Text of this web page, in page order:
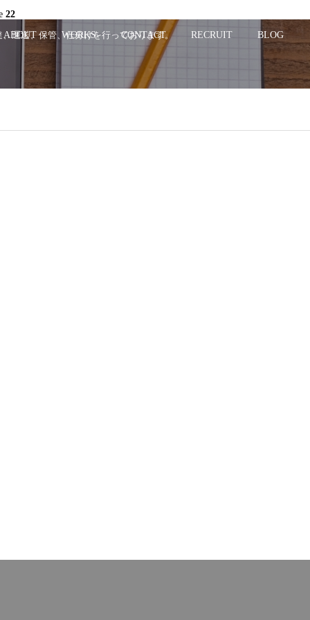
運送、保管、仕分けを行っております。
ABOUT WORKS CONTACT RECRUIT BLOG
22